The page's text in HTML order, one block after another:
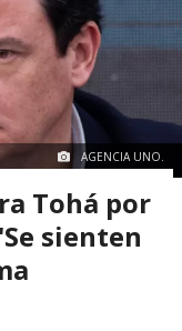
AGENCIA UNO.
Tohá por
sienten